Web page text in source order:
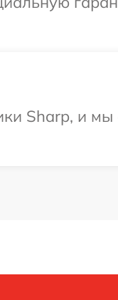
Sharp, и мы